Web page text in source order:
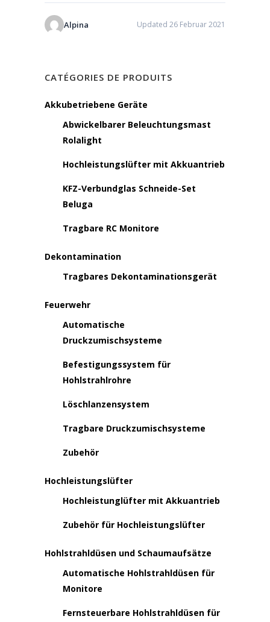
Alpina Updated 26 Februar 2021
CATÉGORIES DE PRODUITS
Akkubetriebene Geräte
Abwickelbarer Beleuchtungsmast
Rolalight
Hochleistungslüfter mit Akkuantrieb
KFZ-Verbundglas Schneide-Set
Beluga
Tragbare RC Monitore
Dekontamination
Tragbares Dekontaminationsgerät
Feuerwehr
Automatische
Druckzumischsysteme
Befestigungssystem für
Hohlstrahlrohre
Löschlanzensystem
Tragbare Druckzumischsysteme
Zubehör
Hochleistungslüfter
Hochleistunglüfter mit Akkuantrieb
Zubehör für Hochleistungslüfter
Hohlstrahldüsen und Schaumaufsätze
Automatische Hohlstrahldüsen für
Monitore
Fernsteuerbare Hohlstrahldüsen für